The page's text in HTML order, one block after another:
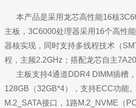
本产品是采用龙芯高性能16核
主板，3C6000处理器采用16个高性
器核实现，同时支持多线程技术（
程，主频2.2GHz；搭配龙芯自主
主板支持4通道DDR4 DIMM插槽
128GB（32GB*4），支持ECC功能
M.2_SATA接口，1路M.2_NVME（